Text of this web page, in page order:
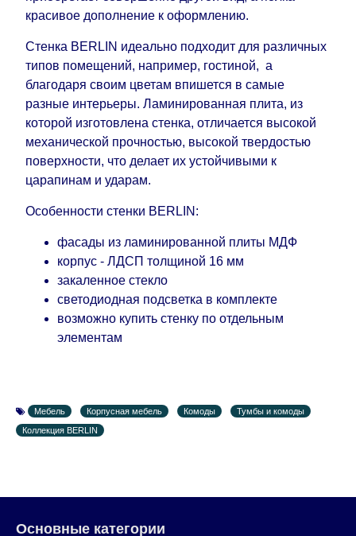
красивое дополнение к оформлению.
Стенка BERLIN идеально подходит для различных
типов помещений, например, гостиной, а
благодаря своим цветам впишется в самые
разные интерьеры. Ламинированная плита, из
которой изготовлена ​​стенка, отличается высокой
механической прочностью, высокой твердостью
поверхности, что делает их устойчивыми к
царапинам и ударам.
Особенности стенки BERLIN:
фасады из ламинированной плиты МДФ
корпус - ЛДСП толщиной 16 мм
закаленное стекло
светодиодная подсветка в комплекте
возможно купить стенку по отдельным
элементам
Мебель Корпусная мебель Комоды
Тумбы и комоды
Коллекция BERLIN
Основные категории